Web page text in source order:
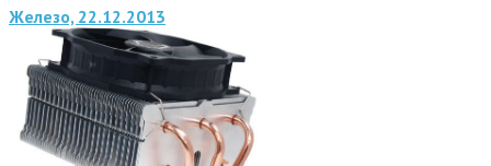
Железо, 22.12.2013